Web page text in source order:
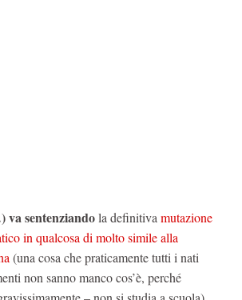
sentenziandola definitiva mutazione
in qualcosa di molto simile alla
(una cosa che praticamente tutti i nati
non sanno manco cos’è, perché